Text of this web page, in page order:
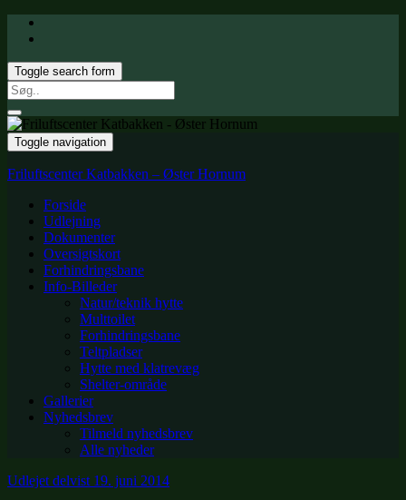
Toggle search form
Search
for:
Toggle navigation
Friluftscenter Katbakken – Øster Hornum
Forside
Udlejning
Dokumenter
Oversigtskort
Forhindringsbane
Info-Billeder
Natur/teknik hytte
Multtoilet
Forhindringsbane
Teltpladser
Hytte med klatrevæg
Shelter-område
Gallerier
Nyhedsbrev
Tilmeld nyhedsbrev
Alle nyheder
Udlejet delvist 19. juni 2014